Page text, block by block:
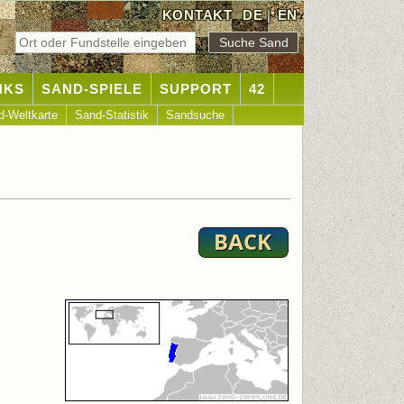
KONTAKT DE|EN
SAND-SPIELE SUPPORT 42
Weltkarte Sand-Statistik Sandsuche